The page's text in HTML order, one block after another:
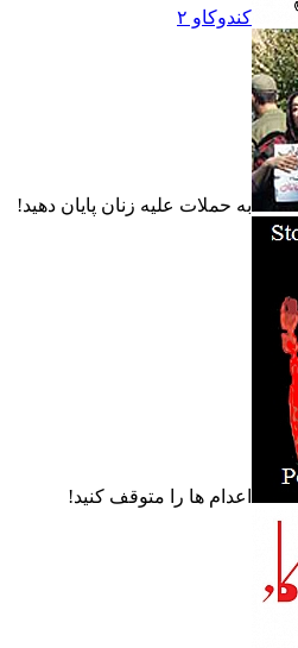
کندوکاو ۲
به حملات عليه زنان پايان دهيد!
اعدام ها را متوقف کنيد!